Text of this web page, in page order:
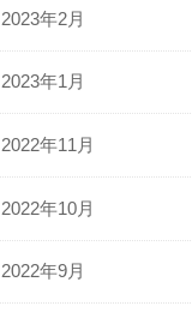
2023年2月
2023年1月
2022年11月
2022年10月
2022年9月